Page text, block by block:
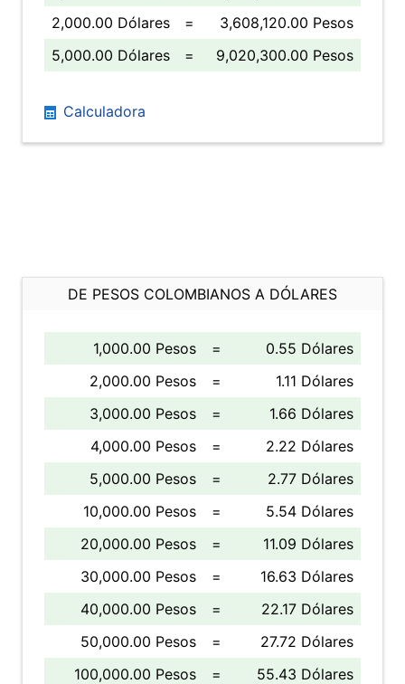
2,000.00 Dólares
=
3,608,120.00 Pesos
5,000.00 Dólares
= 9,020,300.00 Pesos
Calculadora
DE PESOS COLOMBIANOS A DÓLARES
1,000.00 Pesos =
0.55 Dólares
2,000.00 Pesos
=
1.11 Dólares
3,000.00 Pesos
=
1.66 Dólares
4,000.00 Pesos
=
2.22 Dólares
5,000.00 Pesos
=
2.77 Dólares
10,000.00 Pesos
=
5.54 Dólares
20,000.00 Pesos
=
11.09 Dólares
30,000.00 Pesos
=
16.63 Dólares
40,000.00 Pesos
=
22.17 Dólares
50,000.00 Pesos
=
27.72 Dólares
100,000.00 Pesos
= 55.43 Dólares